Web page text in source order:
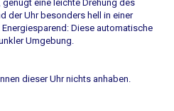
eine leichte Drehung des
der Uhr besonders hell in einer
Diese automatische
Umgebung.
dieser Uhr nichts anhaben.